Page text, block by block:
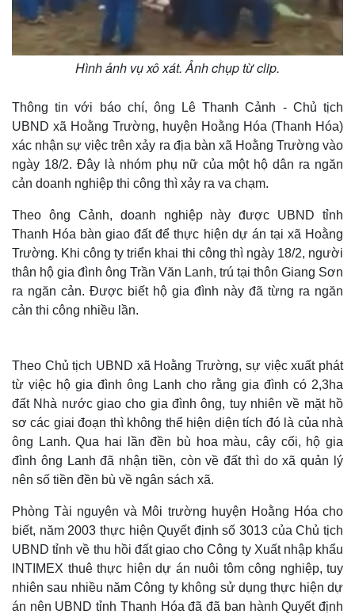
Hình ảnh vụ xô xát. Ảnh chụp từ clip.
Thông tin với báo chí, ông Lê Thanh Cảnh - Chủ tịch
UBND xã Hoằng Trường, huyện Hoằng Hóa (Thanh Hóa)
xác nhận sự việc trên xảy ra địa bàn xã Hoằng Trường vào
ngày 18/2. Đây là nhóm phụ nữ của một hộ dân ra ngăn
cản doanh nghiệp thi công thì xảy ra va chạm.
Theo ông Cảnh, doanh nghiệp này được UBND tỉnh
Thanh Hóa bàn giao đất để thực hiện dự án tại xã Hoằng
Trường. Khi công ty triển khai thi công thì ngày 18/2, người
thân hộ gia đình ông Trần Văn Lanh, trú tại thôn Giang Sơn
ra ngăn cản. Được biết hộ gia đình này đã từng ra ngăn
cản thi công nhiều lần.
Theo Chủ tịch UBND xã Hoằng Trường, sự việc xuất phát
từ việc hộ gia đình ông Lanh cho rằng gia đình có 2,3ha
đất Nhà nước giao cho gia đình ông, tuy nhiên về mặt hồ
sơ các giai đoạn thì không thể hiện diện tích đó là của nhà
ông Lanh. Qua hai lần đền bù hoa màu, cây cối, hộ gia
đình ông Lanh đã nhận tiền, còn về đất thì do xã quản lý
nên số tiền đền bù về ngân sách xã.
Phòng Tài nguyên và Môi trường huyện Hoằng Hóa cho
biết, năm 2003 thực hiện Quyết định số 3013 của Chủ tịch
UBND tỉnh về thu hồi đất giao cho Công ty Xuất nhập khẩu
INTIMEX thuê thực hiện dự án nuôi tôm công nghiệp, tuy
nhiên sau nhiều năm Công ty không sử dụng thực hiện dự
án nên UBND tỉnh Thanh Hóa đã đã ban hành Quyết định